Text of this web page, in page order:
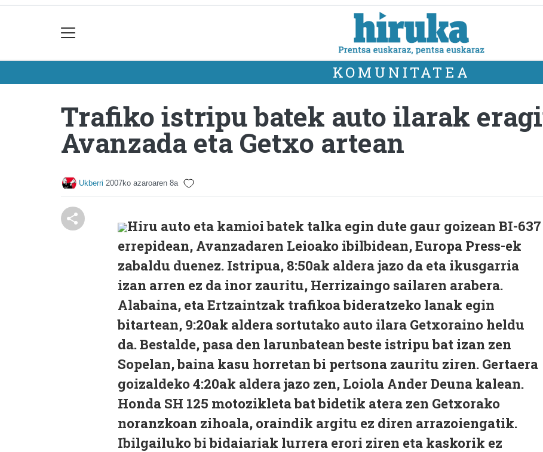
KOMUNITATEA
Trafiko istripu batek auto ilarak
Avanzada eta Getxo artean
Ukberri 2007ko azaroaren 8a
Hiru auto eta kamioi batek talka egin dute gaur goizean BI-637
errepidean, Avanzadaren Leioako ibilbidean, Europa Press-ek
zabaldu duenez. Istripua, 8:50ak aldera jazo da eta ikusgarria
izan arren ez da inor zauritu, Herrizaingo sailaren arabera.
Alabaina, eta Ertzaintzak trafikoa bideratzeko lanak egin
bitartean, 9:20ak aldera sortutako auto ilara Getxoraino heldu
da. Bestalde, pasa den larunbatean beste istripu bat izan zen
Sopelan, baina kasu horretan bi pertsona zauritu ziren. Gertaera
goizaldeko 4:20ak aldera jazo zen, Loiola Ander Deuna kalean.
Honda SH 125 motozikleta bat bidetik atera zen Getxorako
noranzkoan zihoala, oraindik argitu ez diren arrazoiengatik.
Ibilgailuko bi bidaiariak lurrera erori ziren eta kaskorik ez